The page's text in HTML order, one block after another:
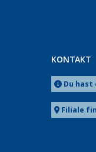
KONTAKT
Du hast
Filiale